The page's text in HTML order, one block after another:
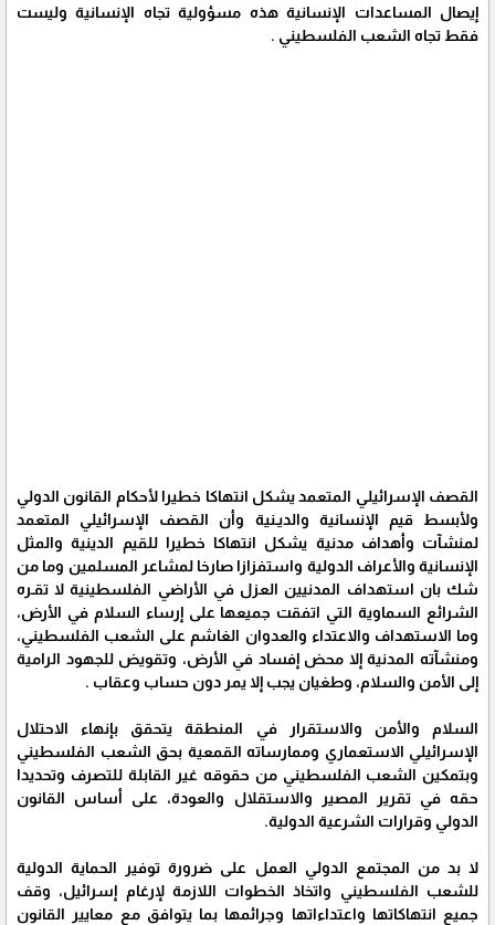
إيصال المساعدات الإنسانية هذه مسؤولية تجاه الإنسانية وليست
فقط تجاه الشعب الفلسطيني .
القصف الإسرائيلي المتعمد يشكل انتهاكا خطيرا لأحكام القانون الدولي
ولأبسط قيم الإنسانية والديـنية وأن القصف الإسرائيلي المتعمد
لمنشآت وأهداف مدنية يشكل انتهاكا خطيرا للقيم الدينية والمثل
الإنسانية والأعراف الدولية واستفزازا صارخا لمشاعر المسلمين وما من
شك بان استهداف المدنيين العزل في الأراضي الفلسطينية لا تقـره
الشرائع السماوية التي اتفقت جميعها على إرساء السلام في الأرض،
وما الاستهداف والاعتداء والعدوان الغاشم على الشعب الفلسطيني،
ومنشآته المدنية إلا محض إفساد في الأرض، وتقويض للجهود الرامية
إلى الأمن والسلام، وطغيان يجب إلا يمر دون حساب وعقاب .
السلام والأمن والاستقرار في المنطقة يتحقق بإنهاء الاحتلال
الإسرائيلي الاستعماري وممارساته القمعية بحق الشعب الفلسطيني
وبتمكين الشعب الفلسطيني من حقوقه غير القابلة للتصرف وتحديدا
حقه في تقرير المصير والاستقلال والعودة، على أساس القانون
الدولي وقرارات الشرعية الدولية.
لا بد من المجتمع الدولي العمل على ضرورة توفير الحماية الدولية
للشعب الفلسطيني واتخاذ الخطوات اللازمة لإرغام إسرائيل، وقف
جميع انتهاكاتها واعتداءاتها وجرائمها بما يتوافق مع معايير القانون